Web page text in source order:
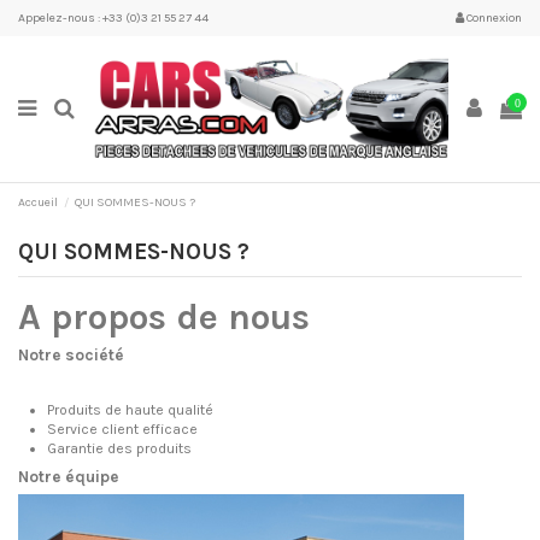
Appelez-nous : +33 (0)3 21 55 27 44 Connexion
0
Accueil QUI SOMMES-NOUS ?
QUI SOMMES-NOUS ?
A propos de nous
Notre société
Produits de haute qualité
Service client efficace
Garantie des produits
Notre équipe